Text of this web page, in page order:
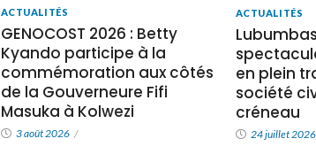
ACTUALITÉS
GENOCOST 2026 : Betty
Kyando participe à la
commémoration aux côtés
de la Gouverneure Fifi
Masuka à Kolwezi
3 août 2026 /
ACTUALITÉS
en plein
société
créneau
24 juillet 2026